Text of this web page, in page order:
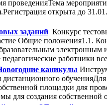
проведенияТема
открыта до
заданий Конкурс
Общие положения1.1.
электронным
работники
каникулы
обученияДля
площадки для
для создания